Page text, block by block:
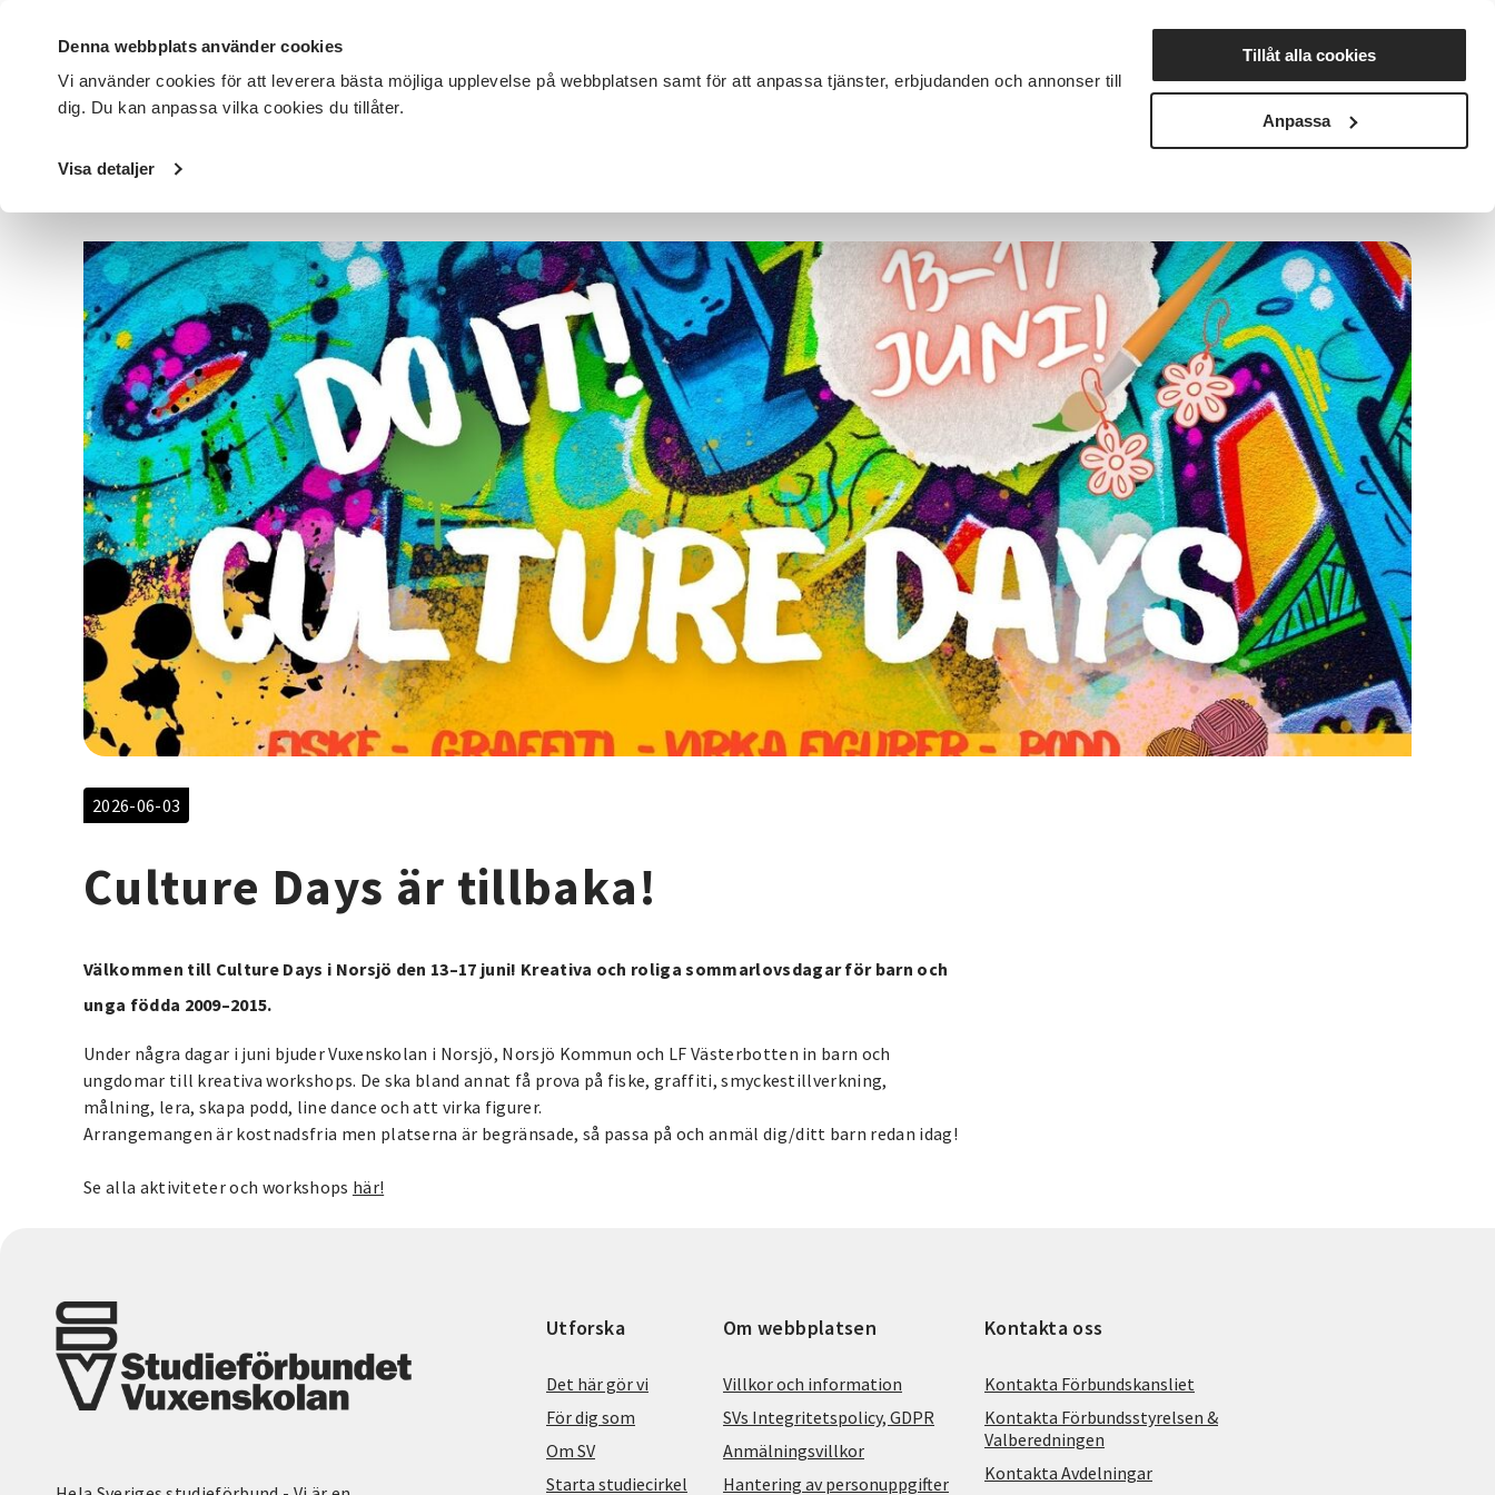
Denna webbplats använder cookies
Vi använder cookies för att leverera bästa möjliga upplevelse på webbplatsen samt för att anpassa tjänster, erbjudanden och annonser till
dig. Du kan anpassa vilka cookies du tillåter.
Visa detaljer
Tillåt alla cookies
Anpassa
DET HÄR GÖR VI FÖR DIG SOM SÖK KURSER OCH EVENEMANG Nyheter Avdelningar
Startsida / Avdelningar
2026-06-03
Culture Days är tillbaka!
Välkommen till Culture Days i Norsjö den 13–17 juni! Kreativa och roliga sommarlovsdagar för barn och
unga födda 2009–2015.
Under några dagar i juni bjuder Vuxenskolan i Norsjö, Norsjö Kommun och LF Västerbotten in barn och
ungdomar till kreativa workshops. De ska bland annat få prova på fiske, graffiti, smyckestillverkning,
målning, lera, skapa podd, line dance och att virka figurer.
Arrangemangen är kostnadsfria men platserna är begränsade, så passa på och anmäl dig/ditt barn redan idag!
Se alla aktiviteter och workshops här!
Utforska
Det här gör vi
För dig som
Om SV
Starta studiecirkel
Om webbplatsen
Villkor och information
SVs Integritetspolicy, GDPR
Anmälningsvillkor
Hantering av personuppgifter
Kontakta oss
Kontakta Förbundskansliet
Kontakta Förbundsstyrelsen &
Valberedningen
Kontakta Avdelningar